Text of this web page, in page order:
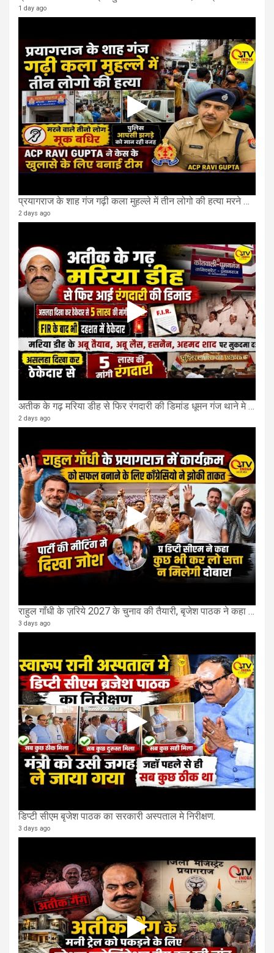
1 day ago
प्रयागराज के शाह गंज गढ़ी कला मुहल्ले में तीन लोगो की हत्या मरने वाले तीनो लोग मूक बधिर.
2 days ago
अतीक के गढ़ मरिया डीह से फिर रंगदारी की डिमांड धूमन गंज थाने मे 4 के खिलाफ मुकदमा दर्ज
2 days ago
राहुल गाँधी के ज़रिये 2027 के चुनाव की तैयारी, बृजेश पाठक ने कहा चुक चुकी हैं कांग्रेस
3 days ago
डिप्टी सीएम बृजेश पाठक का सरकारी अस्पताल मे निरीक्षण.
3 days ago